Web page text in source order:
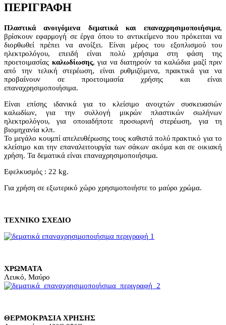
ΠΕΡΙΓΡΑΦΉ
Πλαστικά ανοιγόμενα δεματικά και επαναχρησιμοποιήσιμα,
βρίσκουν εφαρμογή σε έργα όπου το αντικείμενο που πρόκειται να
διορθωθεί πρέπει να ανοίξει. Είναι μέρος του εξοπλισμού του
ηλεκτρολόγου, επειδή είναι πολύ χρήσιμα στη φάση της
προετοιμασίας καλωδίωσης, για να διατηρούν τα καλώδια μαζί πριν
από την τελική στερέωση, είναι ρυθμιζόμενα, πρακτικά για να
προβαίνουν σε προετοιμασία χρήσης και είναι
επαναχρησιμοποιήσιμα.
Είναι επίσης ιδανικά για το κλείσιμο ανοιχτών συσκευασιών
καλωδίων, για την συλλογή μικρών πλαστικών σωλήνων
ηλεκτρολόγου, για οποιαδήποτε προσωρινή στερέωση, για τη
βιομηχανία κλπ.
Το μεγάλο κουμπί απελευθέρωσης τους καθιστά πολύ πρακτικό για το
κλείσιμο και την επαναλειτουργία των σάκων ακόμα και σε οικιακή
χρήση. Τα δεματικά είναι επαναχρησιμοποιήσιμα.
Εφελκυσμός : 22 kg.
Για χρήση σε εξωτερικό χώρο χρησιμοποιήστε το μαύρο χρώμα.
ΤΕΧΝΙΚΟ ΣΧΕΔΙΟ
ΧΡΩΜΑΤΑ
Λευκό, Μαύρο
ΘΕΡΜΟΚΡΑΣΙΑ ΧΡΗΣΗΣ